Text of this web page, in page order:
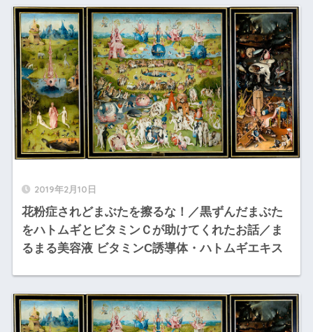
2019年2月10日
花粉症されどまぶたを擦るな！／黒ずんだまぶた
をハトムギとビタミンＣが助けてくれたお話／ま
るまる美容液 ビタミンC誘導体・ハトムギエキス